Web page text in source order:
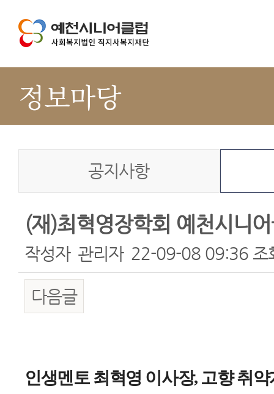
정보마당
공지사항
(재)최혁영장학회 예천시니
작성자 관리자 22-09-08 09:36 조
다음글
인생멘토 최혁영 이사장, 고향 취